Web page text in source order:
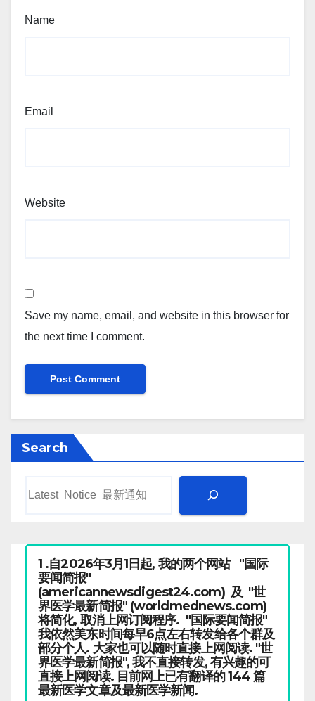
Name
Email
Website
Save my name, email, and website in this browser for
the next time I comment.
Search
1 .自2026年3月1日起, 我的两个网站 "国际
要闻简报"
(americannewsdigest24.com) 及 "世
界医学最新简报" (worldmednews.com)
将简化, 取消上网订阅程序. "国际要闻简报"
我依然美东时间每早6点左右转发给各个群及
部分个人. 大家也可以随时直接上网阅读. "世
界医学最新简报", 我不直接转发, 有兴趣的可
直接上网阅读. 目前网上已有翻译的 144 篇
最新医学文章及最新医学新闻.